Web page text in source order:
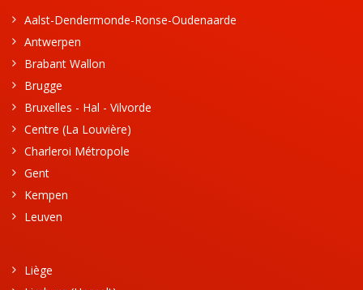
Aalst-Dendermonde-Ronse-Oudenaarde
Antwerpen
Brabant Wallon
Brugge
Bruxelles - Hal - Vilvorde
Centre (La Louvière)
Charleroi Métropole
Gent
Kempen
Leuven
Liège